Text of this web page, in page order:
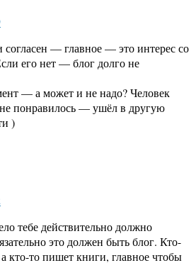
— главное — это интерес со
его нет — блог долго не
— а может и не надо? Человек
понравилось — ушёл в другую
)
тебе действительно должно
это должен быть блог. Кто-
кто-то пишет книги, главное чтобы